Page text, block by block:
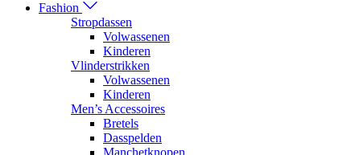
Fashion
Stropdassen
Volwassenen
Kinderen
Vlinderstrikken
Volwassenen
Kinderen
Men’s Accessoires
Bretels
Dasspelden
Manchetknopen